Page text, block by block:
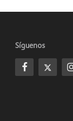
Síguenos